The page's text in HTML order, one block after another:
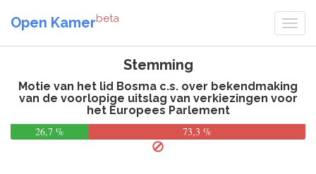
Open Kamerbeta
Stemming
Motie van het lid Bosma c.s. over bekendmaking
van de voorlopige uitslag van verkiezingen voor
het Europees Parlement
26,7 %
73,3 %